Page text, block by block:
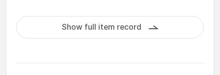
Show full item record